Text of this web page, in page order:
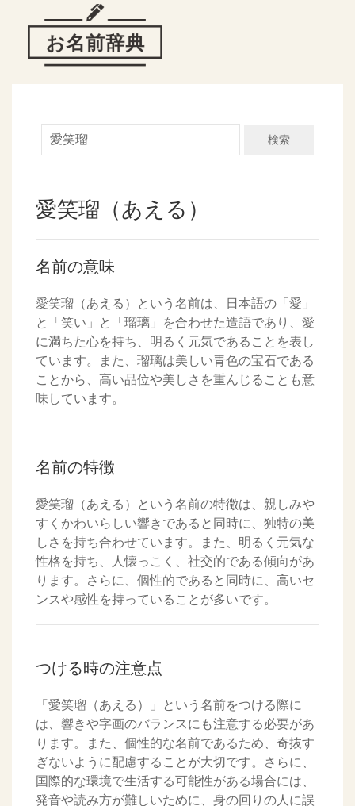
検索
愛笑瑠（あえる）
名前の意味
愛笑瑠（あえる）という名前は、日本語の「愛」
と「笑い」と「瑠璃」を合わせた造語であり、愛
に満ちた心を持ち、明るく元気であることを表し
ています。また、瑠璃は美しい青色の宝石である
ことから、高い品位や美しさを重んじることも意
味しています。
名前の特徴
愛笑瑠（あえる）という名前の特徴は、親しみや
すくかわいらしい響きであると同時に、独特の美
しさを持ち合わせています。また、明るく元気な
性格を持ち、人懐っこく、社交的である傾向があ
ります。さらに、個性的であると同時に、高いセ
ンスや感性を持っていることが多いです。
つける時の注意点
「愛笑瑠（あえる）」という名前をつける際に
は、響きや字画のバランスにも注意する必要があ
ります。また、個性的な名前であるため、奇抜す
ぎないように配慮することが大切です。さらに、
国際的な環境で生活する可能性がある場合には、
発音や読み方が難しいために、身の回りの人に誤